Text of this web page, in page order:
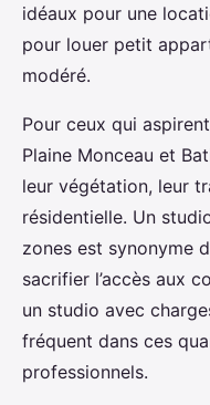
idéaux pour une
pour louer petit
modéré.
Pour ceux qui
Plaine Monceau et
leur végétation, leur
résidentielle. Un
zones est synonyme
sacrifier l’accès aux
un studio avec
fréquent dans ces
professionnels.